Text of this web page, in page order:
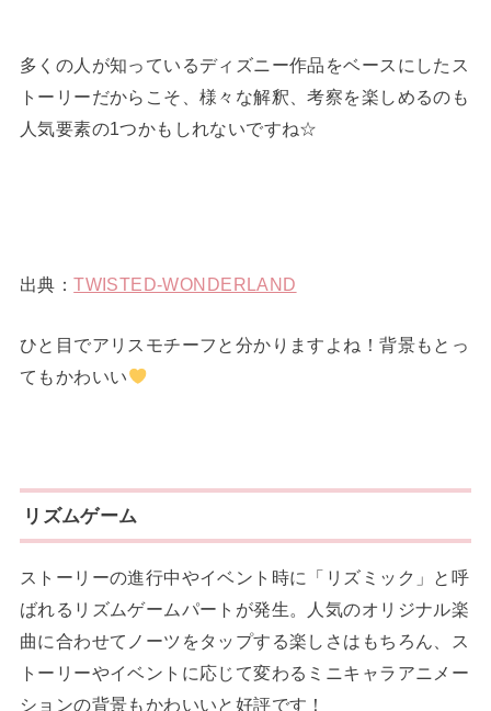
多くの人が知っているディズニー作品をベースにしたス
トーリーだからこそ、様々な解釈、考察を楽しめるのも
人気要素の1つかもしれないですね☆
出典：TWISTED-WONDERLAND
ひと目でアリスモチーフと分かりますよね！背景もとっ
てもかわいい
リズムゲーム
ストーリーの進行中やイベント時に「リズミック」と呼
ばれるリズムゲームパートが発生。人気のオリジナル楽
曲に合わせてノーツをタップする楽しさはもちろん、ス
トーリーやイベントに応じて変わるミニキャラアニメー
ションの背景もかわいいと好評です！